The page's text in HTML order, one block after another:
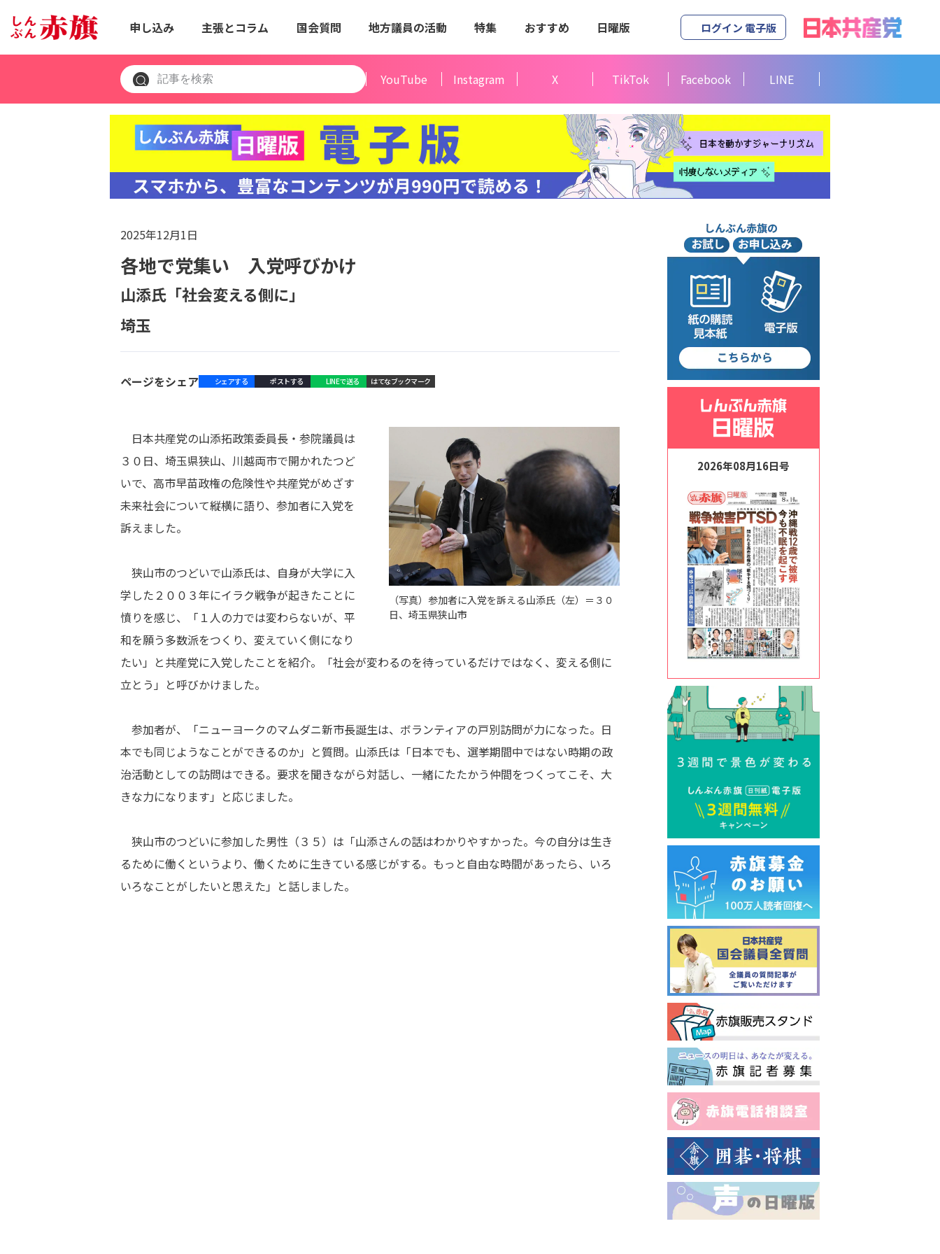
申し込み 主張とコラム 国会質問 地方議員の活動 特集 おすすめ 日曜版 ログイン 電子版
YouTube Instagram X TikTok Facebook LINE
2025年12月1日
各地で党集い 入党呼びかけ
山添氏「社会変える側に」
埼玉
ページをシェア シェアする ポストする LINEで送る はてなブックマーク
（写真）参加者に入党を訴える山添氏（左）＝３０
日、埼玉県狭山市
日本共産党の山添拓政策委員長・参院議員は
３０日、埼玉県狭山、川越両市で開かれたつど
いで、高市早苗政権の危険性や共産党がめざす
未来社会について縦横に語り、参加者に入党を
訴えました。
狭山市のつどいで山添氏は、自身が大学に入
学した２００３年にイラク戦争が起きたことに
憤りを感じ、「１人の力では変わらないが、平
和を願う多数派をつくり、変えていく側になり
たい」と共産党に入党したことを紹介。「社会が変わるのを待っているだけではなく、変える側に
立とう」と呼びかけました。
参加者が、「ニューヨークのマムダニ新市長誕生は、ボランティアの戸別訪問が力になった。日
本でも同じようなことができるのか」と質問。山添氏は「日本でも、選挙期間中ではない時期の政
治活動としての訪問はできる。要求を聞きながら対話し、一緒にたたかう仲間をつくってこそ、大
きな力になります」と応じました。
狭山市のつどいに参加した男性（３５）は「山添さんの話はわかりやすかった。今の自分は生き
るために働くというより、働くために生きている感じがする。もっと自由な時間があったら、いろ
いろなことがしたいと思えた」と話しました。
2026年08月16日号